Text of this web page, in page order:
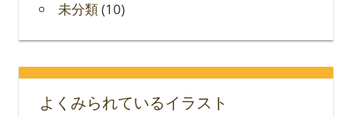
未分類(10)
よくみられているイラスト